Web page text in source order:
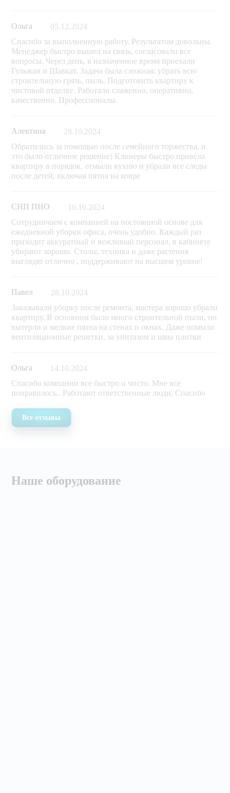
Ольга
05.12.2024
Спасибо за выполненную работу. Результатом довольны.
Менеджер быстро вышел на связь, согласовали все
вопросы. Через день, в назначенное время приехали
Гульжан и Шавкат. Задача была сложная: убрать всю
строительную грязь, пыль. Подготовить квартиру к
чистовой отделке. Работали слаженно, оперативно,
качественно. Профессионалы.
Алевтина
28.10.2024
Обратились за помощью после семейного торжества, и
это было отличное решение) Клинеры быстро привела
квартиру в порядок, отмыли кухню и убрали все следы
после детей, включая пятна на ковре
СНП ПНО
16.10.2024
Сотрудничаем с компанией на постоянной основе для
ежедневной уборки офиса, очень удобно. Каждый раз
приходит аккуратный и вежливый персонал, в кабинете
убирают хорошо. Столы, техника и даже растения
выглядят отлично , поддерживают на высшем уровне!
Павел
28.10.2024
Заказывали уборку после ремонта, мастера хорошо убрали
квартиру. В основном было много строительной пыли, но
вытерли и мелкие пятна на стенах и окнах. Даже помыли
вентиляционные решетки, за унитазом и швы плитки
Ольга
14.10.2024
Спасибо компании все быстро и чисто. Мне все
понравилось.. Работают ответственные люди. Спасибо
Все отзывы
Наше оборудование